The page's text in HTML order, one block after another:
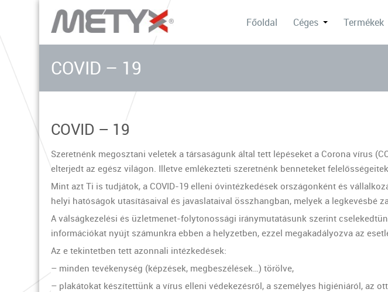
Főoldal Céges Termékek
COVID – 19
COVID – 19
Szeretnénk megosztani veletek a társaságunk által tett lépéseket a Corona vírus
elterjedt az egész világon. Illetve emlékezteti szeretnénk benneteket
Mint azt Ti is tudjátok, a COVID-19 elleni óvintézkedések országonként és
helyi hatóságok utasításaival és javaslataival összhangban, melyek a legkevésbé
A válságkezelési és üzletmenet-folytonossági iránymutatásunk szerint
információkat nyújt számunkra ebben a helyzetben, ezzel megakadályozva az
Az e tekintetben tett azonnali intézkedések:
– minden tevékenység (képzések, megbeszélések…) törölve,
– plakátokat készítettünk a vírus elleni védekezésről, a személyes higiéniáról, az